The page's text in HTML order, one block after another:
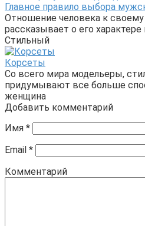
Главное правило выбора
Отношение человека к
рассказывает о его
Стильный
Корсеты
Со всего мира модельеры,
придумывают все больше
женщина
Добавить комментарий
Имя *
Email *
Комментарий